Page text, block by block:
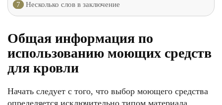
7
Несколько слов в заключение
Общая информация по
использованию моющих средств
для кровли
Начать следует с того, что выбор моющего средства
определяется исключительно типом материала